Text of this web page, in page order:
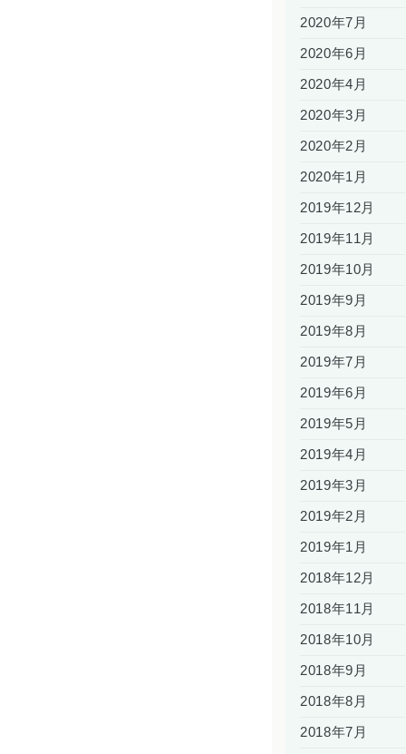
2020年7月
2020年6月
2020年4月
2020年3月
2020年2月
2020年1月
2019年12月
2019年11月
2019年10月
2019年9月
2019年8月
2019年7月
2019年6月
2019年5月
2019年4月
2019年3月
2019年2月
2019年1月
2018年12月
2018年11月
2018年10月
2018年9月
2018年8月
2018年7月